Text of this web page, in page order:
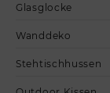
Glasglocke
Wanddeko
Stehtischhussen